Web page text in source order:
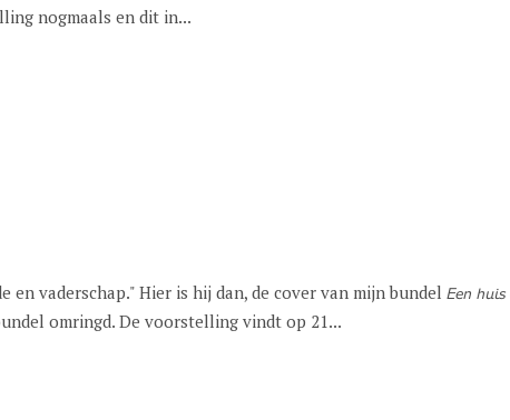
nogmaals en dit in...
vaderschap." Hier is hij dan, de cover van mijn bundel 𝘌𝘦𝘯 𝘩𝘶𝘪𝘴
omringd. De voorstelling vindt op 21...